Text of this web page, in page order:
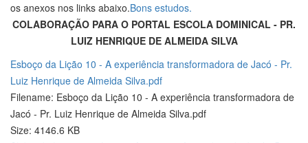
os anexos nos links abaixo.Bons estudos.
COLABORAÇÃO PARA O PORTAL ESCOLA DOMINICAL - PR.
LUIZ HENRIQUE DE ALMEIDA SILVA
Esboço da Lição 10 - A experiência transformadora de Jacó - Pr.
Luiz Henrique de Almeida Silva.pdf
Filename: Esboço da Lição 10 - A experiência transformadora de
Jacó - Pr. Luiz Henrique de Almeida Silva.pdf
Size: 4146.6 KB